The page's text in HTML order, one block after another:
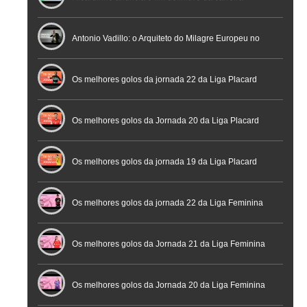
profissional em conferência histórica na Cidade do
Futebol
Antonio Vadillo: o Arquiteto do Milagre Europeu no
Futsal | Documentário
Os melhores golos da jornada 22 da Liga Placard
Os melhores golos da Jornada 20 da Liga Placard
Futsal
Os melhores golos da jornada 19 da Liga Placard
Os melhores golos da jornada 22 da Liga Feminina
Placard
Os melhores golos da Jornada 21 da Liga Feminina
Placard
Os melhores golos da Jornada 20 da Liga Feminina